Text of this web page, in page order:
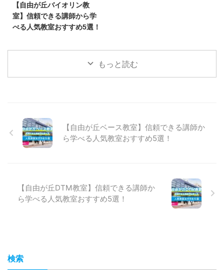
【自由が丘バイオリン教
室】信頼できる講師から学
べる人気教室おすすめ5選！
もっと読む
【自由が丘ベース教室】信頼できる講師か
ら学べる人気教室おすすめ5選！
【自由が丘DTM教室】信頼できる講師か
ら学べる人気教室おすすめ5選！
検索